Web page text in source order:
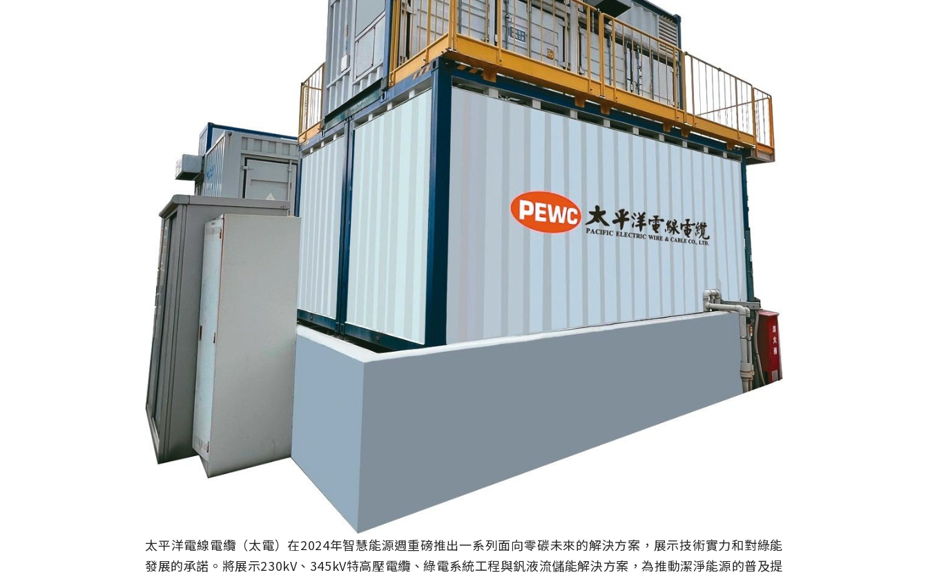
太平洋電線電纜（太電）在2024年智慧能源週重磅推出一系列面向零碳未來的解決方案，展示技術實力和對綠能
發展的承諾。將展示230kV、345kV特高壓電纜、綠電系統工程與釩液流儲能解決方案，為推動潔淨能源的普及提